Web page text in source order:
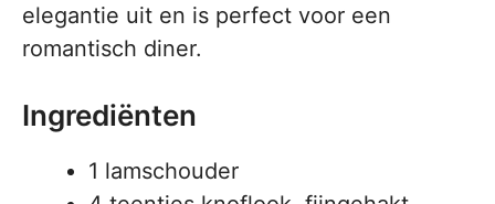
elegantie uit en is perfect voor een
romantisch diner.
Ingrediënten
1 lamschouder